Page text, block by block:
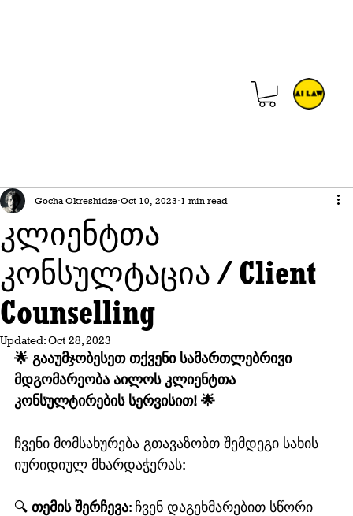
კლიენტთა
კონსულტაცია / Client
Counselling
Gocha Okreshidze Oct 10, 2023 1 min read
Updated:Oct 28, 2023
🌟 გააუმჯობესეთ თქვენი სამართლებრივი
მდგომარეობა აილოს კლიენტთა
კონსულტირების სერვისით! 🌟
ჩვენი მომსახურება გთავაზობთ შემდეგი სახის
იურიდიულ მხარდაჭერას:
🔍 თემის შერჩევა: ჩვენ დაგეხმარებით სწორი